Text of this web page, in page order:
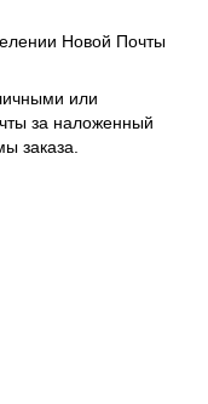
Новой Почты
или
за наложенный
заказа.